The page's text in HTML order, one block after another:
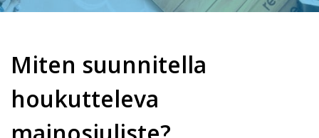
Miten suunnitella
houkutteleva